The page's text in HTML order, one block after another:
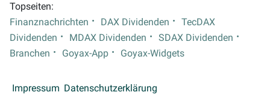
Topseiten:
Finanznachrichten
DAX Dividenden
TecDAX
Dividenden
MDAX Dividenden
SDAX Dividenden
Branchen
Goyax-App Goyax-Widgets
Impressum Datenschutzerklärung